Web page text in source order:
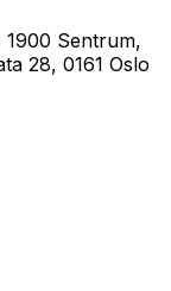
1900 Sentrum,
28, 0161 Oslo